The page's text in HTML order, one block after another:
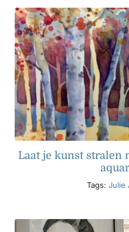
Laat je kunst stralen
Tags: Julie